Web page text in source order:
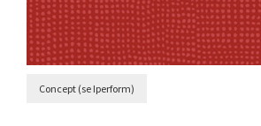
Concept (se Iperform)